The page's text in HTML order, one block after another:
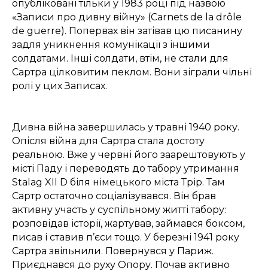
опубліковані тільки у 1983 році під назвою
«Записи про дивну війну» (Carnets de la drôle
de guerre). Попервах він затівав цю писанину
задля уникнення комунікації з іншими
солдатами. Інші солдати, втім, не стали для
Сартра цілковитим пеклом. Вони зіграли чільні
ролі у цихЗаписах.
Дивна війна завершилась у травні 1940 року.
Опісля війна для Сартра стала достоту
реальною. Вже у червні його заарештовують у
місті Паду і переводять до табору утримання
Stalag XII D біля німецького міста Трір. Там
Сартр остаточно соціалізувався. Він брав
активну участь у суспільному житті табору:
розповідав історії, жартував, займався боксом,
писав і ставив п’єси тощо. У березні 1941 року
Сартра звільнили. Повернувся у Париж.
Приєднався до руху Опору. Почав активно